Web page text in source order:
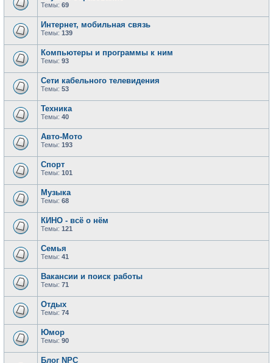
Темы: 69
Интернет, мобильная связь
Темы: 139
Компьютеры и программы к ним
Темы: 93
Сети кабельного телевидения
Темы: 53
Техника
Темы: 40
Авто-Мото
Темы: 193
Спорт
Темы: 101
Музыка
Темы: 68
КИНО - всё о нём
Темы: 121
Семья
Темы: 41
Вакансии и поиск работы
Темы: 71
Отдых
Темы: 74
Юмор
Темы: 90
Блог NPC